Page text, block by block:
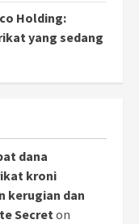
Holding:
yang sedang
dana
kroni
kerugian dan
Secret on